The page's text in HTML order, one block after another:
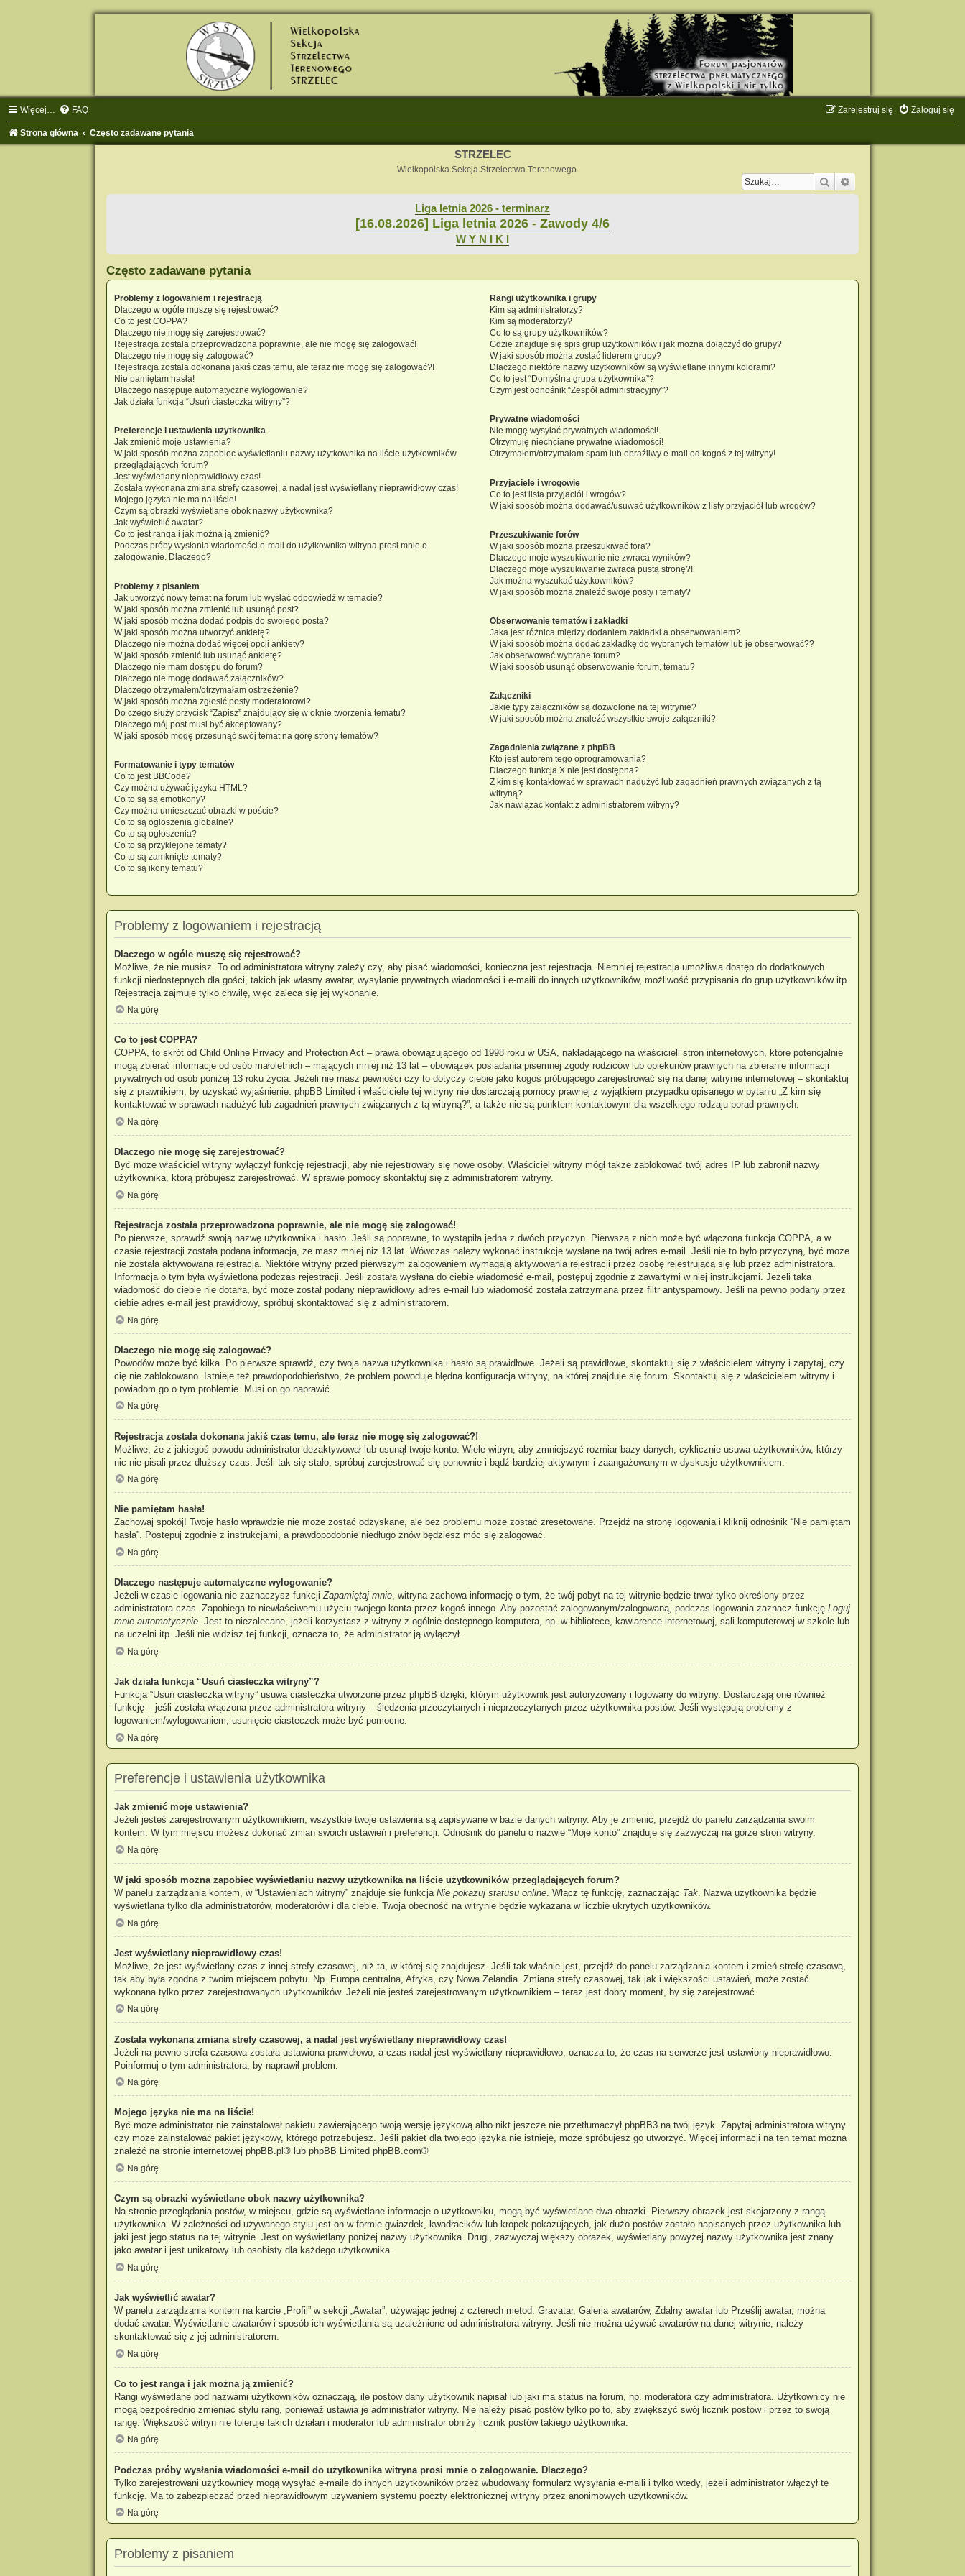
Więcej… FAQ Zaloguj się
Zarejestruj się
Strona główna Często zadawane pytania
STRZELEC
Wielkopolska Sekcja Strzelectwa Terenowego
Szukaj
Liga letnia 2026 - terminarz
[16.08.2026] Liga letnia 2026 - Zawody 4/6
W Y N I K I
Często zadawane pytania
Problemy z logowaniem i rejestracją
Dlaczego w ogóle muszę się rejestrować?
Co to jest COPPA?
Dlaczego nie mogę się zarejestrować?
Rejestracja została przeprowadzona poprawnie, ale nie mogę się zalogować!
Dlaczego nie mogę się zalogować?
Rejestracja została dokonana jakiś czas temu, ale teraz nie mogę się zalogować?!
Nie pamiętam hasła!
Dlaczego następuje automatyczne wylogowanie?
Jak działa funkcja “Usuń ciasteczka witryny”?
Preferencje i ustawienia użytkownika
Jak zmienić moje ustawienia?
W jaki sposób można zapobiec wyświetlaniu nazwy użytkownika na liście użytkowników
przeglądających forum?
Jest wyświetlany nieprawidłowy czas!
Została wykonana zmiana strefy czasowej, a nadal jest wyświetlany nieprawidłowy czas!
Mojego języka nie ma na liście!
Czym są obrazki wyświetlane obok nazwy użytkownika?
Jak wyświetlić awatar?
Co to jest ranga i jak można ją zmienić?
Podczas próby wysłania wiadomości e-mail do użytkownika witryna prosi mnie o
zalogowanie. Dlaczego?
Problemy z pisaniem
Jak utworzyć nowy temat na forum lub wysłać odpowiedź w temacie?
W jaki sposób można zmienić lub usunąć post?
W jaki sposób można dodać podpis do swojego posta?
W jaki sposób można utworzyć ankietę?
Dlaczego nie można dodać więcej opcji ankiety?
W jaki sposób zmienić lub usunąć ankietę?
Dlaczego nie mam dostępu do forum?
Dlaczego nie mogę dodawać załączników?
Dlaczego otrzymałem/otrzymałam ostrzeżenie?
W jaki sposób można zgłosić posty moderatorowi?
Do czego służy przycisk “Zapisz” znajdujący się w oknie tworzenia tematu?
Dlaczego mój post musi być akceptowany?
W jaki sposób mogę przesunąć swój temat na górę strony tematów?
Formatowanie i typy tematów
Co to jest BBCode?
Czy można używać języka HTML?
Co to są są emotikony?
Czy można umieszczać obrazki w poście?
Co to są ogłoszenia globalne?
Co to są ogłoszenia?
Co to są przyklejone tematy?
Co to są zamknięte tematy?
Co to są ikony tematu?
Rangi użytkownika i grupy
Kim są administratorzy?
Kim są moderatorzy?
Co to są grupy użytkowników?
Gdzie znajduje się spis grup użytkowników i jak można dołączyć do grupy?
W jaki sposób można zostać liderem grupy?
Dlaczego niektóre nazwy użytkowników są wyświetlane innymi kolorami?
Co to jest “Domyślna grupa użytkownika”?
Czym jest odnośnik “Zespół administracyjny”?
Prywatne wiadomości
Nie mogę wysyłać prywatnych wiadomości!
Otrzymuję niechciane prywatne wiadomości!
Otrzymałem/otrzymałam spam lub obraźliwy e-mail od kogoś z tej witryny!
Przyjaciele i wrogowie
Co to jest lista przyjaciół i wrogów?
W jaki sposób można dodawać/usuwać użytkowników z listy przyjaciół lub wrogów?
Przeszukiwanie forów
W jaki sposób można przeszukiwać fora?
Dlaczego moje wyszukiwanie nie zwraca wyników?
Dlaczego moje wyszukiwanie zwraca pustą stronę?!
Jak można wyszukać użytkowników?
W jaki sposób można znaleźć swoje posty i tematy?
Obserwowanie tematów i zakładki
Jaka jest różnica między dodaniem zakładki a obserwowaniem?
W jaki sposób można dodać zakładkę do wybranych tematów lub je obserwować??
Jak obserwować wybrane forum?
W jaki sposób usunąć obserwowanie forum, tematu?
Załączniki
Jakie typy załączników są dozwolone na tej witrynie?
W jaki sposób można znaleźć wszystkie swoje załączniki?
Zagadnienia związane z phpBB
Kto jest autorem tego oprogramowania?
Dlaczego funkcja X nie jest dostępna?
Z kim się kontaktować w sprawach nadużyć lub zagadnień prawnych związanych z tą
witryną?
Jak nawiązać kontakt z administratorem witryny?
Problemy z logowaniem i rejestracją
Dlaczego w ogóle muszę się rejestrować?
Możliwe, że nie musisz. To od administratora witryny zależy czy, aby pisać wiadomości, konieczna jest rejestracja. Niemniej rejestracja umożliwia dostęp do dodatkowych
funkcji niedostępnych dla gości, takich jak własny awatar, wysyłanie prywatnych wiadomości i e-maili do innych użytkowników, możliwość przypisania do grup użytkowników itp.
Rejestracja zajmuje tylko chwilę, więc zaleca się jej wykonanie.
Na górę
Co to jest COPPA?
COPPA, to skrót od Child Online Privacy and Protection Act – prawa obowiązującego od 1998 roku w USA, nakładającego na właścicieli stron internetowych, które potencjalnie
mogą zbierać informacje od osób małoletnich – mających mniej niż 13 lat – obowiązek posiadania pisemnej zgody rodziców lub opiekunów prawnych na zbieranie informacji
prywatnych od osób poniżej 13 roku życia. Jeżeli nie masz pewności czy to dotyczy ciebie jako kogoś próbującego zarejestrować się na danej witrynie internetowej – skontaktuj
się z prawnikiem, by uzyskać wyjaśnienie. phpBB Limited i właściciele tej witryny nie dostarczają pomocy prawnej z wyjątkiem przypadku opisanego w pytaniu „Z kim się
kontaktować w sprawach nadużyć lub zagadnień prawnych związanych z tą witryną?”, a także nie są punktem kontaktowym dla wszelkiego rodzaju porad prawnych.
Na górę
Dlaczego nie mogę się zarejestrować?
Być może właściciel witryny wyłączył funkcję rejestracji, aby nie rejestrowały się nowe osoby. Właściciel witryny mógł także zablokować twój adres IP lub zabronił nazwy
użytkownika, którą próbujesz zarejestrować. W sprawie pomocy skontaktuj się z administratorem witryny.
Na górę
Rejestracja została przeprowadzona poprawnie, ale nie mogę się zalogować!
Po pierwsze, sprawdź swoją nazwę użytkownika i hasło. Jeśli są poprawne, to wystąpiła jedna z dwóch przyczyn. Pierwszą z nich może być włączona funkcja COPPA, a w
czasie rejestracji została podana informacja, że masz mniej niż 13 lat. Wówczas należy wykonać instrukcje wysłane na twój adres e-mail. Jeśli nie to było przyczyną, być może
nie została aktywowana rejestracja. Niektóre witryny przed pierwszym zalogowaniem wymagają aktywowania rejestracji przez osobę rejestrującą się lub przez administratora.
Informacja o tym była wyświetlona podczas rejestracji. Jeśli została wysłana do ciebie wiadomość e-mail, postępuj zgodnie z zawartymi w niej instrukcjami. Jeżeli taka
wiadomość do ciebie nie dotarła, być może został podany nieprawidłowy adres e-mail lub wiadomość została zatrzymana przez filtr antyspamowy. Jeśli na pewno podany przez
ciebie adres e-mail jest prawidłowy, spróbuj skontaktować się z administratorem.
Na górę
Dlaczego nie mogę się zalogować?
Powodów może być kilka. Po pierwsze sprawdź, czy twoja nazwa użytkownika i hasło są prawidłowe. Jeżeli są prawidłowe, skontaktuj się z właścicielem witryny i zapytaj, czy
cię nie zablokowano. Istnieje też prawdopodobieństwo, że problem powoduje błędna konfiguracja witryny, na której znajduje się forum. Skontaktuj się z właścicielem witryny i
powiadom go o tym problemie. Musi on go naprawić.
Na górę
Rejestracja została dokonana jakiś czas temu, ale teraz nie mogę się zalogować?!
Możliwe, że z jakiegoś powodu administrator dezaktywował lub usunął twoje konto. Wiele witryn, aby zmniejszyć rozmiar bazy danych, cyklicznie usuwa użytkowników, którzy
nic nie pisali przez dłuższy czas. Jeśli tak się stało, spróbuj zarejestrować się ponownie i bądź bardziej aktywnym i zaangażowanym w dyskusje użytkownikiem.
Na górę
Nie pamiętam hasła!
Zachowaj spokój! Twoje hasło wprawdzie nie może zostać odzyskane, ale bez problemu może zostać zresetowane. Przejdź na stronę logowania i kliknij odnośnik “Nie pamiętam
hasła”. Postępuj zgodnie z instrukcjami, a prawdopodobnie niedługo znów będziesz móc się zalogować.
Na górę
Dlaczego następuje automatyczne wylogowanie?
Jeżeli w czasie logowania nie zaznaczysz funkcjiZapamiętaj mnie, witryna zachowa informację o tym, że twój pobyt na tej witrynie będzie trwał tylko określony przez
administratora czas. Zapobiega to niewłaściwemu użyciu twojego konta przez kogoś innego. Aby pozostać zalogowanym/zalogowaną, podczas logowania zaznacz funkcję Loguj
mnie automatycznie. Jest to niezalecane, jeżeli korzystasz z witryny z ogólnie dostępnego komputera, np. w bibliotece, kawiarence internetowej, sali komputerowej w szkole lub
na uczelni itp. Jeśli nie widzisz tej funkcji, oznacza to, że administrator ją wyłączył.
Na górę
Jak działa funkcja “Usuń ciasteczka witryny”?
Funkcja “Usuń ciasteczka witryny” usuwa ciasteczka utworzone przez phpBB dzięki, którym użytkownik jest autoryzowany i logowany do witryny. Dostarczają one również
funkcję – jeśli została włączona przez administratora witryny – śledzenia przeczytanych i nieprzeczytanych przez użytkownika postów. Jeśli występują problemy z
logowaniem/wylogowaniem, usunięcie ciasteczek może być pomocne.
Na górę
Preferencje i ustawienia użytkownika
Jak zmienić moje ustawienia?
Jeżeli jesteś zarejestrowanym użytkownikiem, wszystkie twoje ustawienia są zapisywane w bazie danych witryny. Aby je zmienić, przejdź do panelu zarządzania swoim
kontem. W tym miejscu możesz dokonać zmian swoich ustawień i preferencji. Odnośnik do panelu o nazwie “Moje konto” znajduje się zazwyczaj na górze stron witryny.
Na górę
W jaki sposób można zapobiec wyświetlaniu nazwy użytkownika na liście użytkowników przeglądających forum?
W panelu zarządzania kontem, w “Ustawieniach witryny” znajduje się funkcja Nie pokazuj statusu online. Włącz tę funkcję, zaznaczając Tak. Nazwa użytkownika będzie
wyświetlana tylko dla administratorów, moderatorów i dla ciebie. Twoja obecność na witrynie będzie wykazana w liczbie ukrytych użytkowników.
Na górę
Jest wyświetlany nieprawidłowy czas!
Możliwe, że jest wyświetlany czas z innej strefy czasowej, niż ta, w której się znajdujesz. Jeśli tak właśnie jest, przejdź do panelu zarządzania kontem i zmień strefę czasową,
tak aby była zgodna z twoim miejscem pobytu. Np. Europa centralna, Afryka, czy Nowa Zelandia. Zmiana strefy czasowej, tak jak i większości ustawień, może zostać
wykonana tylko przez zarejestrowanych użytkowników. Jeżeli nie jesteś zarejestrowanym użytkownikiem – teraz jest dobry moment, by się zarejestrować.
Na górę
Została wykonana zmiana strefy czasowej, a nadal jest wyświetlany nieprawidłowy czas!
Jeżeli na pewno strefa czasowa została ustawiona prawidłowo, a czas nadal jest wyświetlany nieprawidłowo, oznacza to, że czas na serwerze jest ustawiony nieprawidłowo.
Poinformuj o tym administratora, by naprawił problem.
Na górę
Mojego języka nie ma na liście!
Być może administrator nie zainstalował pakietu zawierającego twoją wersję językową albo nikt jeszcze nie przetłumaczył phpBB3 na twój język. Zapytaj administratora witryny
czy może zainstalować pakiet językowy, którego potrzebujesz. Jeśli pakiet dla twojego języka nie istnieje, może spróbujesz go utworzyć. Więcej informacji na ten temat można
znaleźć na stronie internetowej phpBB.pl ® lub phpBB Limited phpBB.com®
Na górę
Czym są obrazki wyświetlane obok nazwy użytkownika?
Na stronie przeglądania postów, w miejscu, gdzie są wyświetlane informacje o użytkowniku, mogą być wyświetlane dwa obrazki. Pierwszy obrazek jest skojarzony z rangą
użytkownika. W zależności od używanego stylu jest on w formie gwiazdek, kwadracików lub kropek pokazujących, jak dużo postów zostało napisanych przez użytkownika lub
jaki jest jego status na tej witrynie. Jest on wyświetlany poniżej nazwy użytkownika. Drugi, zazwyczaj większy obrazek, wyświetlany powyżej nazwy użytkownika jest znany
jako awatar i jest unikatowy lub osobisty dla każdego użytkownika.
Na górę
Jak wyświetlić awatar?
W panelu zarządzania kontem na karcie „Profil” w sekcji „Awatar”, używając jednej z czterech metod: Gravatar, Galeria awatarów, Zdalny awatar lub Prześlij awatar, można
dodać awatar. Wyświetlanie awatarów i sposób ich wyświetlania są uzależnione od administratora witryny. Jeśli nie można używać awatarów na danej witrynie, należy
skontaktować się z jej administratorem.
Na górę
Co to jest ranga i jak można ją zmienić?
Rangi wyświetlane pod nazwami użytkowników oznaczają, ile postów dany użytkownik napisał lub jaki ma status na forum, np. moderatora czy administratora. Użytkownicy nie
mogą bezpośrednio zmieniać stylu rang, ponieważ ustawia je administrator witryny. Nie należy pisać postów tylko po to, aby zwiększyć swój licznik postów i przez to swoją
rangę. Większość witryn nie toleruje takich działań i moderator lub administrator obniży licznik postów takiego użytkownika.
Na górę
Podczas próby wysłania wiadomości e-mail do użytkownika witryna prosi mnie o zalogowanie. Dlaczego?
Tylko zarejestrowani użytkownicy mogą wysyłać e-maile do innych użytkowników przez wbudowany formularz wysyłania e-maili i tylko wtedy, jeżeli administrator włączył tę
funkcję. Ma to zabezpieczać przed nieprawidłowym używaniem systemu poczty elektronicznej witryny przez anonimowych użytkowników.
Na górę
Problemy z pisaniem